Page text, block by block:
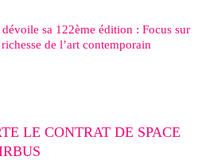
sa 122ème édition : Focus sur
de l’art contemporain
LE CONTRAT DE SPACE